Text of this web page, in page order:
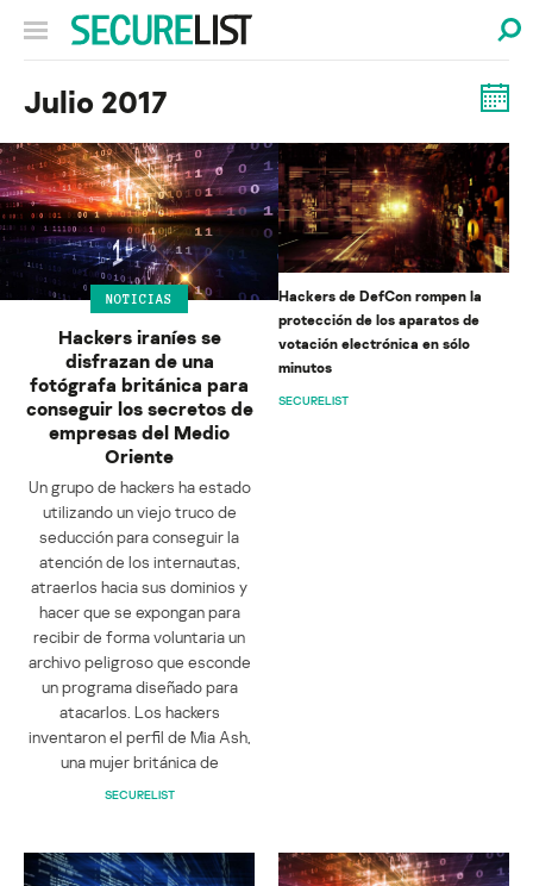
Julio 2017
NOTICIAS
Hackers iraníes se
disfrazan de una
fotógrafa británica para
conseguir los secretos de
empresas del Medio
Oriente
Un grupo de hackers ha estado
utilizando un viejo truco de
seducción para conseguir la
atención de los internautas,
atraerlos hacia sus dominios y
hacer que se expongan para
recibir de forma voluntaria un
archivo peligroso que esconde
un programa diseñado para
atacarlos. Los hackers
inventaron el perfil de Mia Ash,
una mujer británica de
SECURELIST
Hackers de DefCon rompen la
protección de los aparatos de
votación electrónica en sólo
minutos
SECURELIST